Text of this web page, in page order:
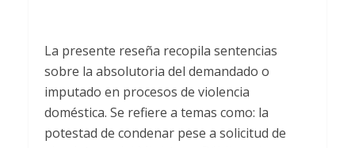
La presente reseña recopila sentencias
sobre la absolutoria del demandado o
imputado en procesos de violencia
doméstica. Se refiere a temas como: la
potestad de condenar pese a solicitud de